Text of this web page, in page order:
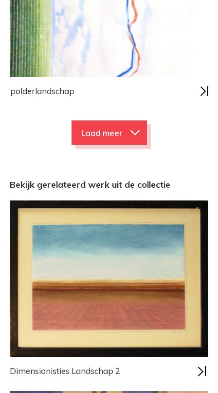
polderlandschap
Laad meer
Bekijk gerelateerd werk uit de collectie
Dimensionisties Landschap 2